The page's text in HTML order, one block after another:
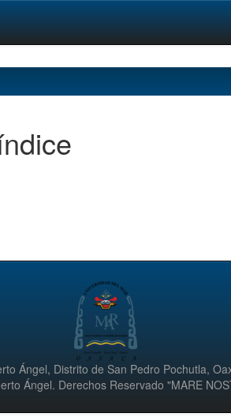
Ángel, Distrito de San Pedro Pochutla,
Ángel. Derechos Reservado "MARE